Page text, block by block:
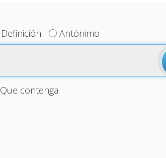
Definición Antónimo
Que contenga